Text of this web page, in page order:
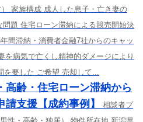
家族構成 成人した息子・亡き妻の
題 住宅ローン滞納による競売開始決
間滞納・消費者金融7社からのキャッ
を病気で亡くし精神的ダメージにより
を要した ご希望 売却して...
高齢・住宅ローン滞納から
支援【成約事例】
相談者プ